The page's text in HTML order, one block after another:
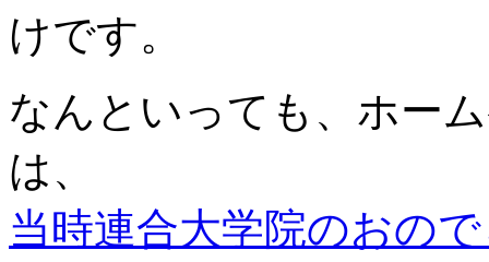
けです。
なんといっても、ホー
は、
当時連合大学院のおの